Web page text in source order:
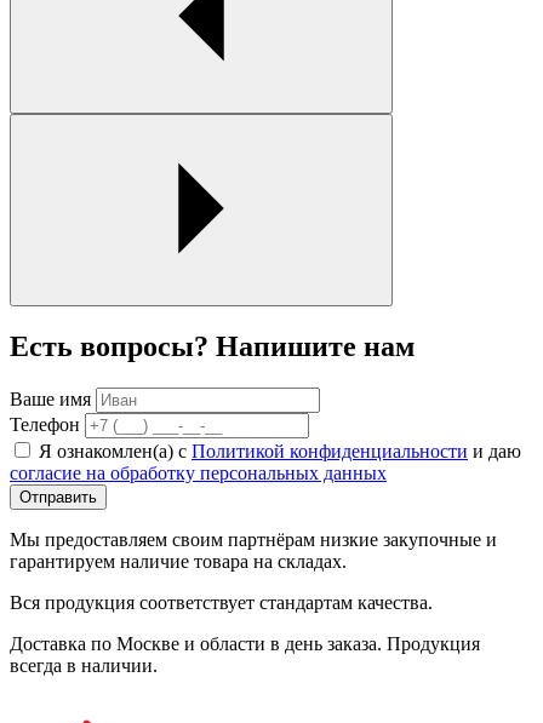
Есть вопросы? Напишите нам
Ваше имя
Телефон
Я ознакомлен(а) с Политикой конфиденциальности и даю
согласие на обработку персональных данных
Отправить
Мы предоставляем своим партнёрам низкие закупочные и
гарантируем наличие товара на складах.
Вся продукция соответствует стандартам качества.
Доставка по Москве и области в день заказа. Продукция
всегда в наличии.